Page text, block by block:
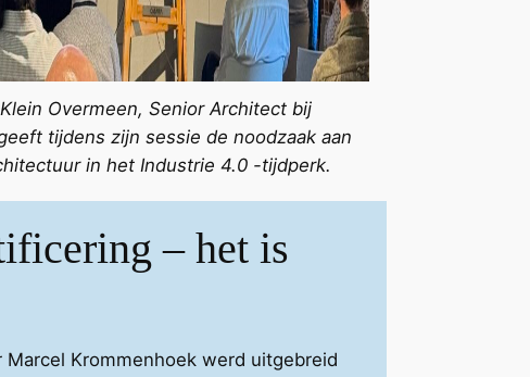
Overmeen, Senior Architect bij
tijdens zijn sessie de noodzaak aan
in het Industrie 4.0 -tijdperk.
– het is
Krommenhoek werd uitgebreid